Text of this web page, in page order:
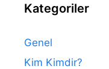
Kategoriler
Genel
Kim Kimdir?